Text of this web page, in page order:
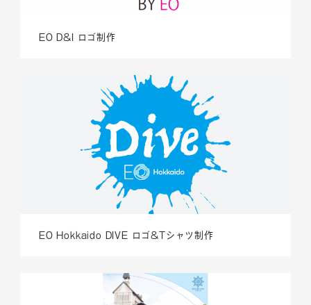
EO D&I ロゴ制作
EO Hokkaido DIVE ロゴ&Tシャツ制作